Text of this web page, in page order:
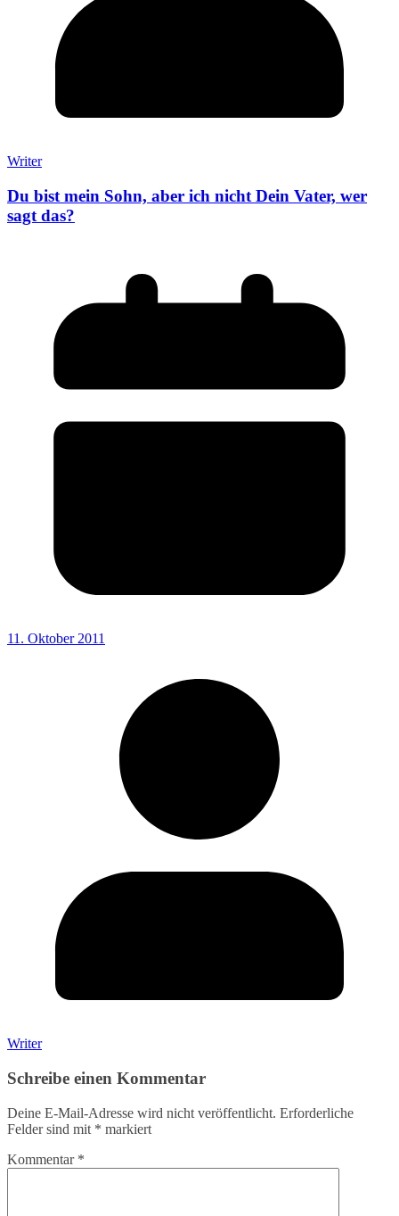
Writer
Du bist mein Sohn, aber ich nicht Dein Vater, wer
sagt das?
11. Oktober 2011
Writer
Schreibe einen Kommentar
Deine E-Mail-Adresse wird nicht veröffentlicht. Erforderliche
Felder sind mit * markiert
Kommentar *